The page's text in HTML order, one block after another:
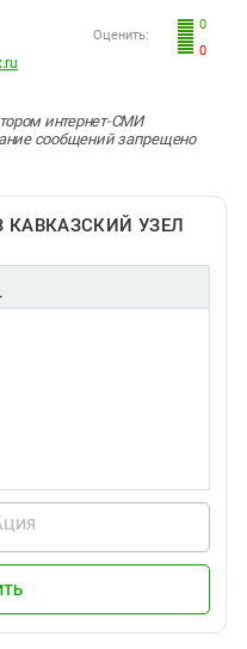
0
0
Оценить:
интернет-СМИ
сообщений запрещено
УЗЕЛ